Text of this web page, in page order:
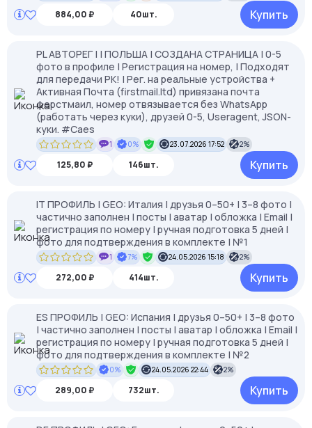
884,00 ₽ 40шт. Купить
PL АВТОРЕГ | | ПОЛЬША | СОЗДАНА СТРАНИЦА | 0-5
фото в профиле | Регистрация на номер, | Подходят
для передачи РК! | Рег. на реальные устройства +
Активная Почта (firstmail.ltd) привязана почта
ферстмаил, номер отвязывается без WhatsApp
(работать через куки), друзей 0-5, Useragent, JSON-
куки. #Caes
1 0% 23.07.2026 17:52 2%
125,80 ₽ 146шт. Купить
IT ПРОФИЛЬ | GEO: Италия | друзья 0–50+ | 3–8 фото |
частично заполнен | посты | аватар | обложка | Email |
регистрация по номеру | ручная подготовка 5 дней |
фото для подтверждения в комплекте | №1
1 7% 24.05.2026 15:18 2%
272,00 ₽ 414шт. Купить
ES ПРОФИЛЬ | GEO: Испания | друзья 0–50+ | 3–8 фото
| частично заполнен | посты | аватар | обложка | Email |
регистрация по номеру | ручная подготовка 5 дней |
фото для подтверждения в комплекте | №2
0% 24.05.2026 22:44 2%
289,00 ₽ 732шт. Купить